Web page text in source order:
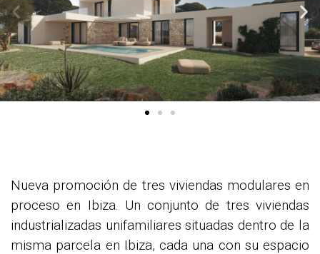
Nueva promoción de tres viviendas modulares en
proceso en Ibiza. Un conjunto de tres viviendas
industrializadas unifamiliares situadas dentro de la
misma parcela en Ibiza, cada una con su espacio